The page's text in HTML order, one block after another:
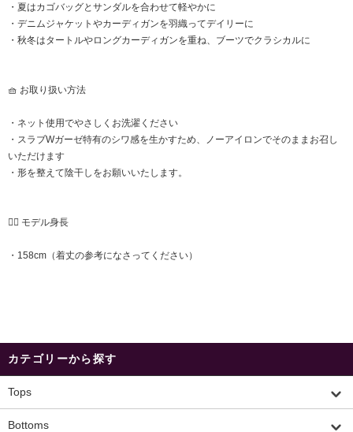
・夏はカゴバッグとサンダルを合わせて軽やかに
・デニムジャケットやカーディガンを羽織ってデイリーに
・秋冬はタートルやロングカーディガンを重ね、ブーツでクラシカルに
🧺 お取り扱い方法
・ネット使用でやさしくお洗濯ください
・スラブWガーゼ特有のシワ感を生かすため、ノーアイロンでそのままお召し
いただけます
・形を整えて陰干しをお願いいたします。
🧍‍♀️ モデル身長
・158cm（着丈の参考になさってください）
カテゴリーから探す
Tops
Bottoms